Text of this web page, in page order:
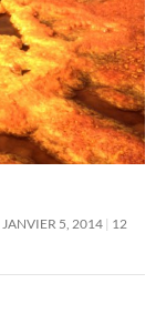
JANVIER 5, 2014 12